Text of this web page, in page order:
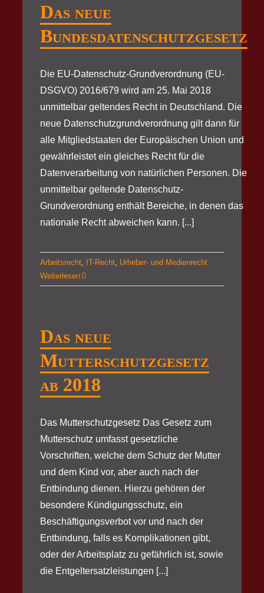
Das neue
Bundesdatenschutzgesetz
Die EU-Datenschutz-Grundverordnung (EU-
DSGVO) 2016/679 wird am 25. Mai 2018
unmittelbar geltendes Recht in Deutschland. Die
neue Datenschutzgrundverordnung gilt dann für
alle Mitgliedstaaten der Europäischen Union und
gewährleistet ein gleiches Recht für die
Datenverarbeitung von natürlichen Personen. Die
unmittelbar geltende Datenschutz-
Grundverordnung enthält Bereiche, in denen das
nationale Recht abweichen kann. [...]
Arbeitsrecht, IT-Recht, Urheber- und Medienrecht
Weiterlesen
Das neue
Mutterschutzgesetz
ab 2018
Das Mutterschutzgesetz Das Gesetz zum
Mutterschutz umfasst gesetzliche
Vorschriften, welche dem Schutz der Mutter
und dem Kind vor, aber auch nach der
Entbindung dienen. Hierzu gehören der
besondere Kündigungsschutz, ein
Beschäftigungsverbot vor und nach der
Entbindung, falls es Komplikationen gibt,
oder der Arbeitsplatz zu gefährlich ist, sowie
die Entgeltersatzleistungen [...]